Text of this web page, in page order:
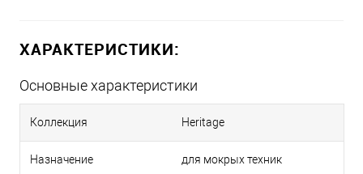
ХАРАКТЕРИСТИКИ:
Основные характеристики
Коллекция Heritage
Назначение для мокрых техник